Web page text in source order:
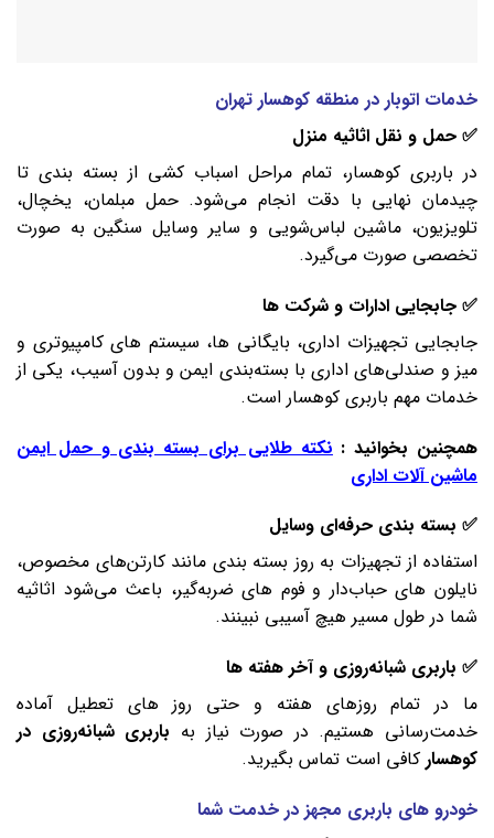
خدمات اتوبار در منطقه کوهسار تهران
✅ حمل و نقل اثاثیه منزل
در باربری کوهسار، تمام مراحل اسباب‌ کشی از بسته‌ بندی تا
چیدمان نهایی با دقت انجام می‌شود. حمل مبلمان، یخچال،
تلویزیون، ماشین لباس‌شویی و سایر وسایل سنگین به‌ صورت
تخصصی صورت می‌گیرد.
✅ جابجایی ادارات و شرکت‌ ها
جابجایی تجهیزات اداری، بایگانی‌ ها، سیستم‌ های کامپیوتری و
میز و صندلی‌های اداری با بسته‌بندی ایمن و بدون آسیب، یکی از
خدمات مهم باربری کوهسار است.
همچنین بخوانید :نکته طلایی برای بسته‌ بندی و حمل ایمن
ماشین‌ آلات اداری
✅ بسته‌ بندی حرفه‌ای وسایل
استفاده از تجهیزات به‌ روز بسته‌ بندی مانند کارتن‌های مخصوص،
نایلون‌ های حباب‌دار و فوم‌ های ضربه‌گیر، باعث می‌شود اثاثیه
شما در طول مسیر هیچ آسیبی نبینند.
✅ باربری شبانه‌روزی و آخر هفته‌ ها
ما در تمام روزهای هفته و حتی روز های تعطیل آماده
خدمت‌رسانی هستیم. در صورت نیاز به باربری شبانه‌روزی در
کوهسار کافی است تماس بگیرید.
خودرو های باربری مجهز در خدمت شما